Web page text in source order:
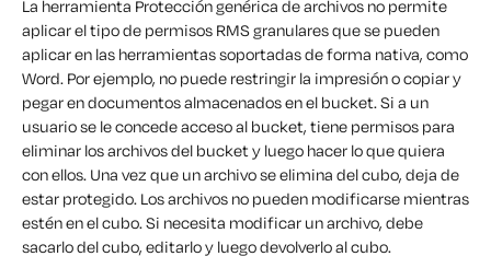
La herramienta Protección genérica de archivos no permite
aplicar el tipo de permisos RMS granulares que se pueden
aplicar en las herramientas soportadas de forma nativa, como
Word. Por ejemplo, no puede restringir la impresión o copiar y
pegar en documentos almacenados en el bucket. Si a un
usuario se le concede acceso al bucket, tiene permisos para
eliminar los archivos del bucket y luego hacer lo que quiera
con ellos. Una vez que un archivo se elimina del cubo, deja de
estar protegido. Los archivos no pueden modificarse mientras
estén en el cubo. Si necesita modificar un archivo, debe
sacarlo del cubo, editarlo y luego devolverlo al cubo.